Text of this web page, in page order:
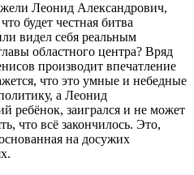
Леонид Александрович,
будет честная битва
видел себя реальным
областного центра? Вряд
производит впечатление
что это умные и небедные
а Леонид
ребёнок, заигрался и не может
что всё закончилось. Это,
на досужих